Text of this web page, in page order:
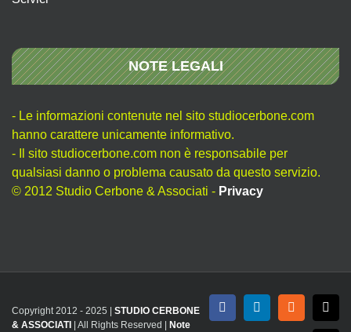
NOTE LEGALI
- Le informazioni contenute nel sito studiocerbone.com
hanno carattere unicamente informativo.
- Il sito studiocerbone.com non è responsabile per
qualsiasi danno o problema causato da questo servizio.
© 2012 Studio Cerbone & Associati - Privacy
Copyright 2012 - 2025 | STUDIO CERBONE
& ASSOCIATI
| All Rights Reserved | Note
FacebookLinkedInRss X